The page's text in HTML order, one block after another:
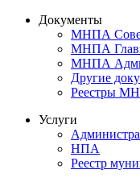
Документы
МНПА
МНПА
МНПА
Другие
Реестры
Услуги
НПА
Реестр